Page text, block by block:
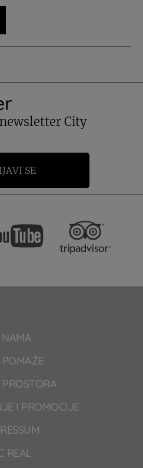
City
SE
POMAŽE
I PROMOCIJE
REAL